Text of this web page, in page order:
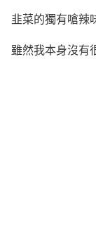
韭菜的獨有嗆辣
雖然我本身沒有